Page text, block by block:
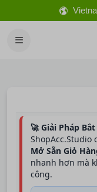
🚀 Giải Pháp
ShopAcc.Studio
Mở Sẵn Giỏ
nhanh hơn mà
công.